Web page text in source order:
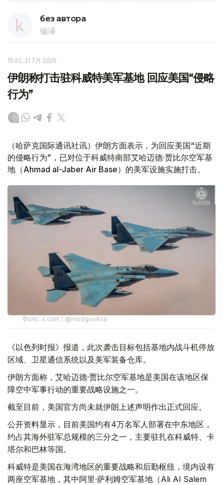
без автора
编译
15:22, 31 7月 2026
伊朗称打击驻科威特美军基地 回应美国“侵略
行为”
（哈萨克国际通讯社讯）伊朗方面表示，为回应美国“近期
的侵略行为”，已对位于科威特南部艾哈迈德·贾比尔空军基
地（Ahmad al-Jaber Air Base）的美军设施实施打击。
Фото: x.com / @modgovksa
《以色列时报》报道，此次袭击目标包括基地内战斗机停放
区域、卫星通信系统以及美军装备仓库。
伊朗方面称，艾哈迈德·贾比尔空军基地是美国在该地区保
障空中军事行动的重要战略设施之一。
截至目前，美国官方尚未就伊朗上述声明作出正式回应。
公开资料显示，目前美国约有4万名军人部署在中东地区，
约占其海外驻军总规模的三分之一，主要驻扎在科威特、卡
塔尔和巴林等国。
科威特是美国在海湾地区的重要战略和后勤枢纽，境内设有
两座空军基地，其中阿里·萨利姆空军基地（Ali Al Salem